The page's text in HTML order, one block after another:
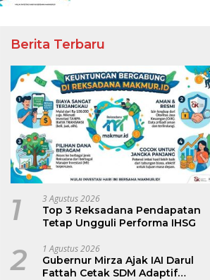
Berita Terbaru
1 3 Agustus 2026
Top 3 Reksadana Pendapatan
Tetap Ungguli Performa IHSG
2 1 Agustus 2026
Gubernur Mirza Ajak IAI Darul
Fattah Cetak SDM Adaptif